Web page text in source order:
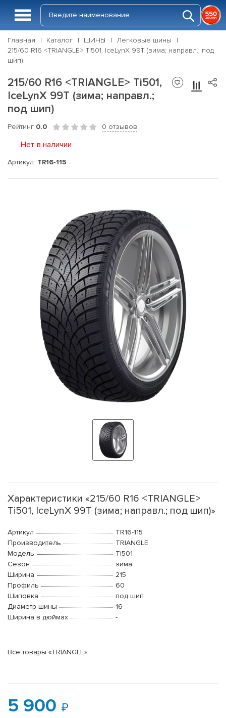
Главная Каталог ШИНЫ
Легковые шины
215/60 R16 <TRIANGLE> Ti501, IceLynX 99T (зима; направл.; под
шип)
215/60 R16 <TRIANGLE> Ti501,
IceLynX 99T (зима; направл.;
под шип)
Рейтинг 0.0 0 отзывов
Нет в наличии
Артикул: TR16-115
Характеристики «215/60 R16 <TRIANGLE>
Ti501, IceLynX 99T (зима; направл.; под шип)»
Артикул
TR16-115
Производитель
TRIANGLE
Модель
Ti501
Сезон
зима
Ширина
215
Профиль
60
Шиповка
под шип
Диаметр шины
16
Ширина в дюймах
-
Все товары «TRIANGLE»
5 900